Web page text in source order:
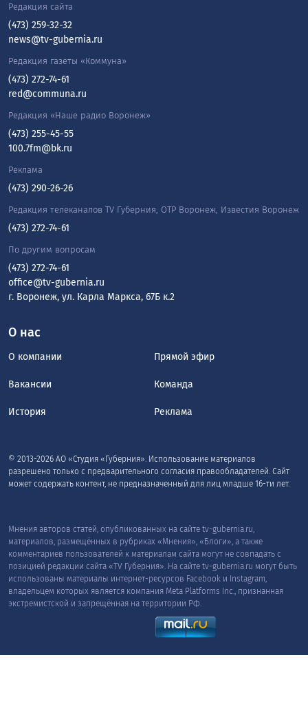
О нас
О компании Прямой эфир
Вакансии Команда
История Реклама
© 2013-2026 АО «Студия «Губерния». Использование материалов
разрешено только с предварительного согласия правообладателей. Сайт
может содержать контент, не предназначенный для лиц младше 16-ти лет.
Редакция сайта
(473) 259-32-32
news@tv-gubernia.ru
Редакция газеты «Коммуна»
(473) 272-74-61
red@communa.ru
Редакция «Наше радио Воронеж»
(473) 255-45-55
100.7fm@bk.ru
Реклама
(473) 290-26-26
Редакция телеканалов TV Губерния, ОТР Воронеж, Известия Воронеж
(473) 272-74-61
По другим вопросам
(473) 272-74-61
office@tv-gubernia.ru
г. Воронеж, ул. Карла Маркса, 67Б к.2
Мнения авторов статей, опубликованных на сайте tv-gubernia.ru,
материалов, размещённых в рубриках «Мнения», «Блоги», а также
комментариев пользователей к материалам сайта могут не совпадать с
позицией редакции сайта «TV Губерния». На сайте tv-gubernia.ru могут быть
использованы материалы интернет-ресурсов Facebook и Instagram,
владельцем которых является компания Meta Platforms Inc., признанная
экстремистской и запрещённая на территории РФ.